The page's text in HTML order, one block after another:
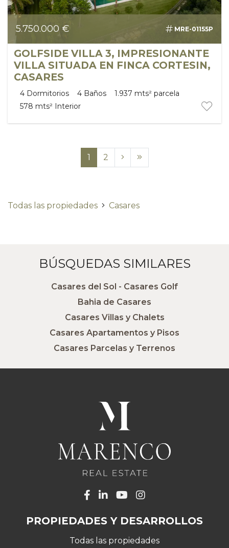
5.750.000 € MRE-01155P
GOLFSIDE VILLA 3, IMPRESIONANTE
VILLA SITUADA EN FINCA CORTESIN,
CASARES
4 Dormitorios 4 Baños 1.937 mts² parcela
578 mts² Interior
1 2
Todas las propiedades Casares
BÚSQUEDAS SIMILARES
Casares del Sol - Casares Golf
Bahia de Casares
Casares Villas y Chalets
Casares Apartamentos y Pisos
Casares Parcelas y Terrenos
PROPIEDADES Y DESARROLLOS
Todas las propiedades